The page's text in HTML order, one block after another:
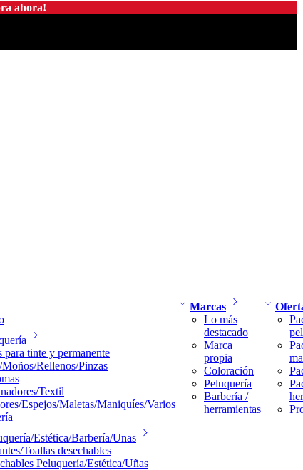
ahora!
para tinte y permanente
Rellenos/Pinzas
Textil
Espejos/Maletas/Maniquíes/Varios
Estética/Barbería/Unas
Toallas desechables
Peluquería/Estética/Uñas
Marcas
Lo más
destacado
Marca
propia
Coloración
Peluquería
Barbería /
herramientas